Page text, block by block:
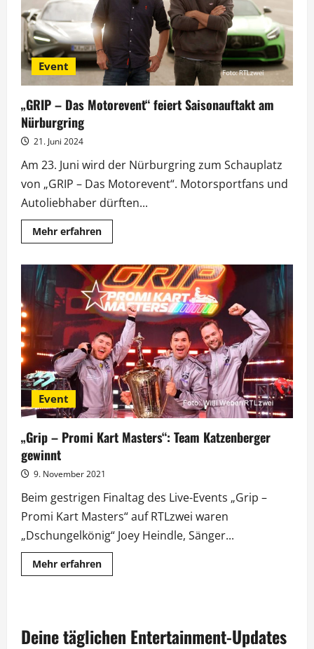
Event
„GRIP – Das Motorevent“ feiert Saisonauftakt am
Nürburgring
21. Juni 2024
Am 23. Juni wird der Nürburgring zum Schauplatz
von „GRIP – Das Motorevent“. Motorsportfans und
Autoliebhaber dürften...
Mehr erfahrenMehr
Informationen
Das
Motorevent“
feiert
Saisonauftakt
am
Nürburgring
Event
„Grip – Promi Kart Masters“: Team Katzenberger
gewinnt
9. November 2021
Beim gestrigen Finaltag des Live-Events „Grip –
Promi Kart Masters“ auf RTLzwei waren
„Dschungelkönig“ Joey Heindle, Sänger...
Mehr erfahrenMehr
Informationen
Masters“:
Team
Deine täglichen Entertainment-Updates